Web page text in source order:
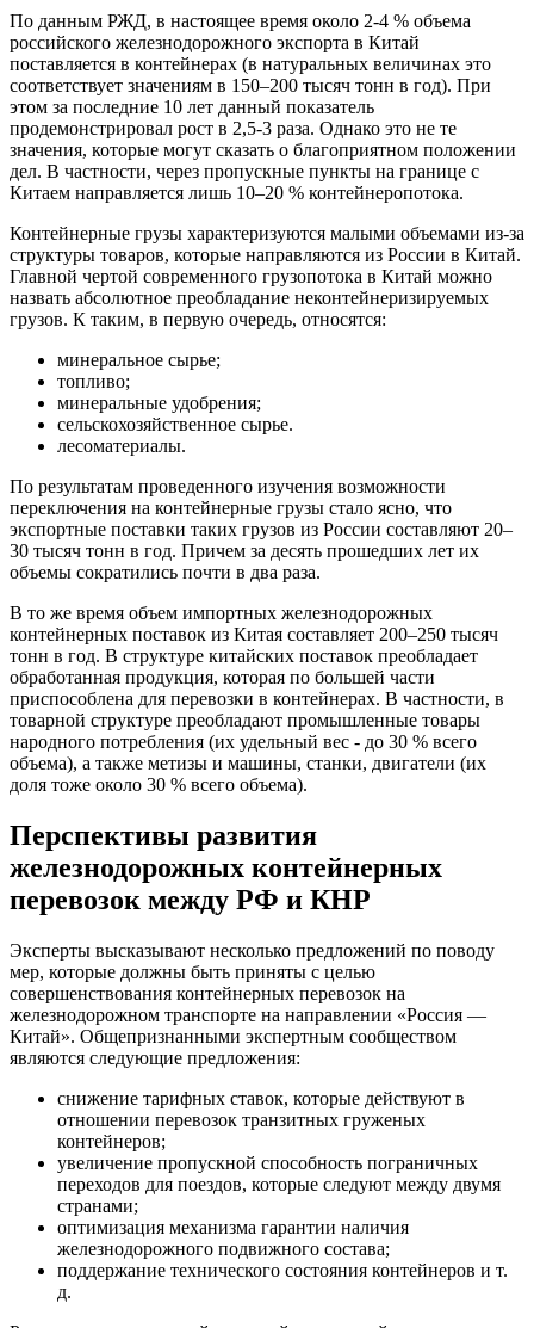
По данным РЖД, в настоящее время около 2-4 % объема
российского железнодорожного экспорта в Китай
поставляется в контейнерах (в натуральных величинах это
соответствует значениям в 150–200 тысяч тонн в год). При
этом за последние 10 лет данный показатель
продемонстрировал рост в 2,5-3 раза. Однако это не те
значения, которые могут сказать о благоприятном положении
дел. В частности, через пропускные пункты на границе с
Китаем направляется лишь 10–20 % контейнеропотока.
Контейнерные грузы характеризуются малыми объемами из-за
структуры товаров, которые направляются из России в Китай.
Главной чертой современного грузопотока в Китай можно
назвать абсолютное преобладание неконтейнеризируемых
грузов. К таким, в первую очередь, относятся:
минеральное сырье;
топливо;
минеральные удобрения;
сельскохозяйственное сырье.
лесоматериалы.
По результатам проведенного изучения возможности
переключения на контейнерные грузы стало ясно, что
экспортные поставки таких грузов из России составляют 20–
30 тысяч тонн в год. Причем за десять прошедших лет их
объемы сократились почти в два раза.
В то же время объем импортных железнодорожных
контейнерных поставок из Китая составляет 200–250 тысяч
тонн в год. В структуре китайских поставок преобладает
обработанная продукция, которая по большей части
приспособлена для перевозки в контейнерах. В частности, в
товарной структуре преобладают промышленные товары
народного потребления (их удельный вес - до 30 % всего
объема), а также метизы и машины, станки, двигатели (их
доля тоже около 30 % всего объема).
Перспективы развития
железнодорожных контейнерных
перевозок между РФ и КНР
Эксперты высказывают несколько предложений по поводу
мер, которые должны быть приняты с целью
совершенствования контейнерных перевозок на
железнодорожном транспорте на направлении «Россия —
Китай». Общепризнанными экспертным сообществом
являются следующие предложения:
снижение тарифных ставок, которые действуют в
отношении перевозок транзитных груженых
контейнеров;
увеличение пропускной способность пограничных
переходов для поездов, которые следуют между двумя
странами;
оптимизация механизма гарантии наличия
железнодорожного подвижного состава;
поддержание технического состояния контейнеров и т.
д.